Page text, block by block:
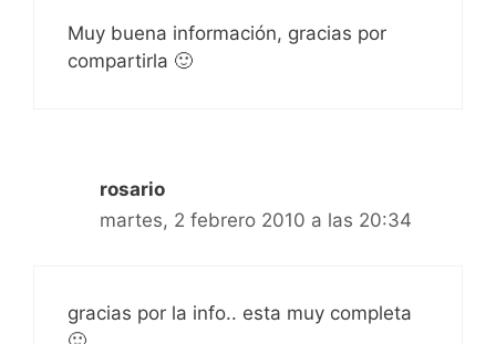
Muy buena información, gracias por
compartirla 🙂
rosario
martes, 2 febrero 2010 a las 20:34
gracias por la info.. esta muy completa